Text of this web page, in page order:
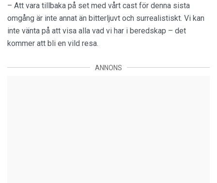
– Att vara tillbaka på set med vårt cast för denna sista
omgång är inte annat än bitterljuvt och surrealistiskt. Vi kan
inte vänta på att visa alla vad vi har i beredskap – det
kommer att bli en vild resa.
ANNONS